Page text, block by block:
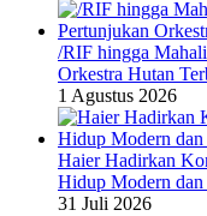
/RIF hingga
Orkestra Hutan
1 Agustus 2026
Haier Hadirkan
Hidup Modern
31 Juli 2026